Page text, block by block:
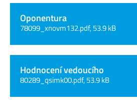
Oponentura
78099_xnovm132.pdf, 53.9 kB
Hodnocení vedoucího
80289_qsimk00.pdf, 53.9 kB